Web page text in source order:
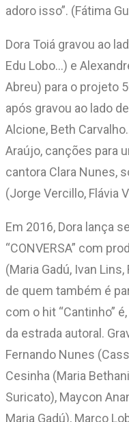
adoro isso”. (Fátima
Dora Toiá gravou ao
Edu Lobo…) e
Abreu) para o projeto
após gravou ao lado
Alcione, Beth
Araújo, canções para
cantora Clara Nunes,
(Jorge Vercillo, Flávia
Em 2016, Dora lança
“CONVERSA” com
(Maria Gadú, Ivan
de quem também é
com o hit “Cantinho”
da estrada autoral.
Fernando Nunes
Cesinha (Maria
Suricato), Maycon
Maria Gadú), Marco